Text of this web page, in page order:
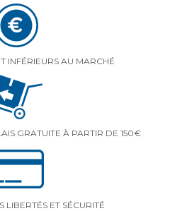
INFÉRIEURS AU MARCHÉ
GRATUITE À PARTIR DE 150€
LIBERTÉS ET SÉCURITÉ